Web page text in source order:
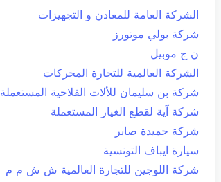
الشركة العامة للمعادن و التجهيزات
شركة بولي موتورز
ن ج موبيل
الشركة العالمية للتجارة المحركات
شركة بن سليمان للألات الفلاحية المستعملة
شركة آية لقطع الغيار المستعملة
شركة حميدة صابر
سيارة ايباف التونسية
شركة اللوجين للتجارة العالمية ش ش م م